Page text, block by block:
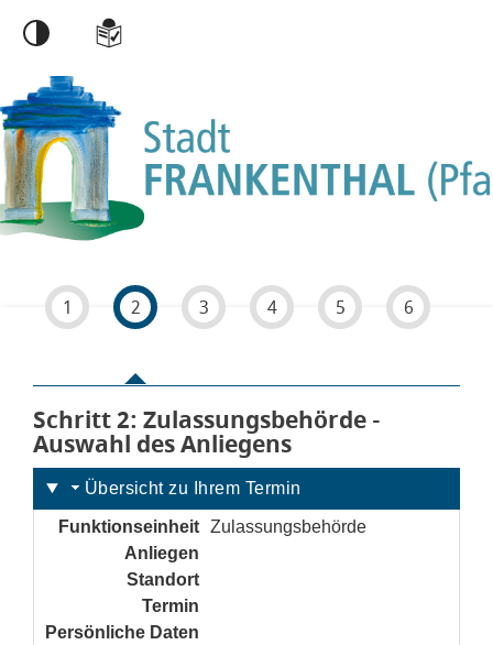
1 2 3 4 5 6
Schritt 2von 6
: Zulassungsbehörde -
Auswahl des Anliegens
Übersicht zu Ihrem Termin
Funktionseinheit Zulassungsbehörde
Anliegen
Standort
Termin
Persönliche Daten